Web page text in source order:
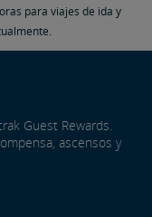
para viajes de ida y
Guest Rewards.
ascensos y